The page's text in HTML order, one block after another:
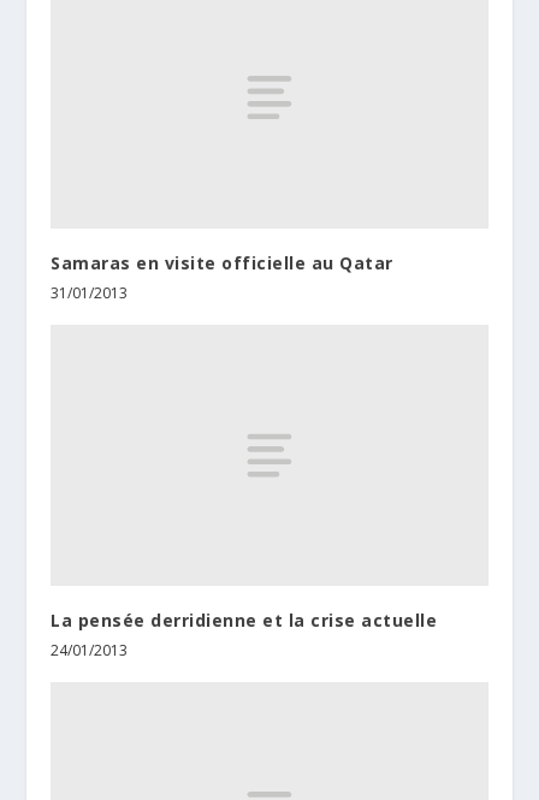
Samaras en visite officielle au Qatar
31/01/2013
La pensée derridienne et la crise actuelle
24/01/2013